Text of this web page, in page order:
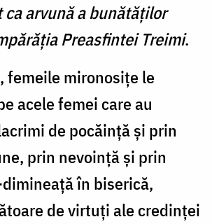
arvună a bunătăţilor
Preasfintei Treimi.
femeile mironosiţe le
acele femei care au
de pocăinţă şi prin
prin nevoinţă şi prin
în biserică,
de virtuţi ale credinţei